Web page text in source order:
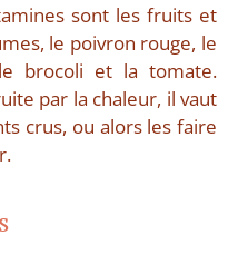
sont les fruits et
le poivron rouge, le
brocoli et la tomate.
par la chaleur, il vaut
crus, ou alors les faire